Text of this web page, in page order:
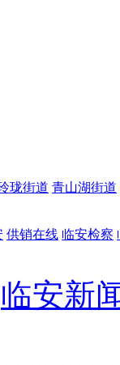
珑街道 青山湖街道
供销在线 临安检察
临安新